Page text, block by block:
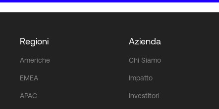
Regioni
Americhe
EMEA
APAC
Azienda
Chi Siamo
Impatto
Investitori